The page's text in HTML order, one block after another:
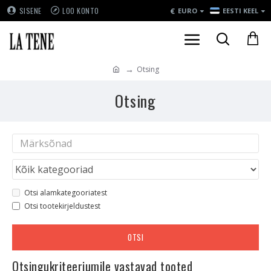
SISENE LOO KONTO € EURO EESTI KEEL
Otsing
Otsing
Otsi alamkategooriatest
Otsi tootekirjeldustest
OTSI
Otsingukriteeriumile vastavad tooted